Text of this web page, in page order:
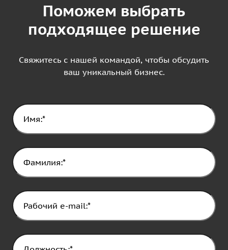
Поможем выбрать
подходящее решение
Свяжитесь с нашей командой, чтобы обсудить
ваш уникальный бизнес.